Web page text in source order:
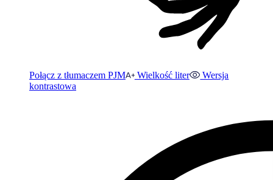
Połącz z tłumaczem PJM Wielkość liter
Wersja
kontrastowa